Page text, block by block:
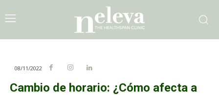
08/11/2022
Cambio de horario: ¿Cómo afecta a